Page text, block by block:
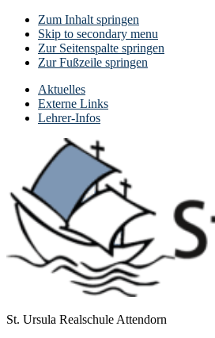
Zum Inhalt springen
Skip to secondary menu
Zur Seitenspalte springen
Zur Fußzeile springen
Aktuelles
Externe Links
Lehrer-Infos
St. Ursula Realschule Attendorn